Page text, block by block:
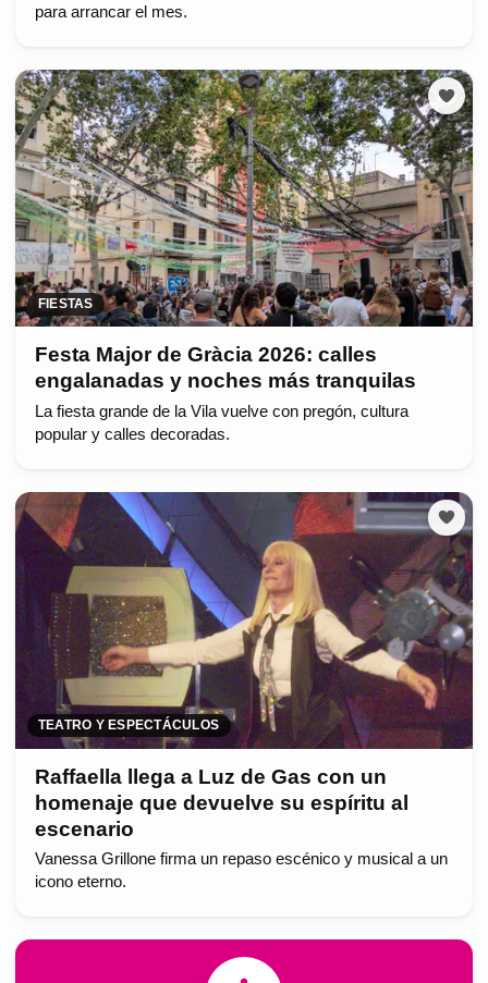
para arrancar el mes.
FIESTAS
Festa Major de Gràcia 2026: calles
engalanadas y noches más tranquilas
La fiesta grande de la Vila vuelve con pregón, cultura
popular y calles decoradas.
TEATRO Y ESPECTÁCULOS
Raffaella llega a Luz de Gas con un
homenaje que devuelve su espíritu al
escenario
Vanessa Grillone firma un repaso escénico y musical a un
icono eterno.